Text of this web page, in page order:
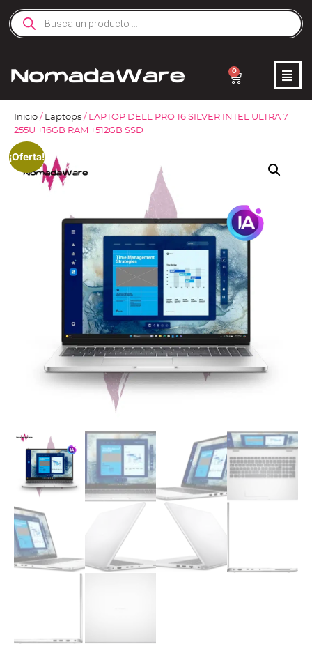
0
Inicio / Laptops / LAPTOP DELL PRO 16 SILVER INTEL ULTRA 7
255U +16GB RAM +512GB SSD
¡Oferta!